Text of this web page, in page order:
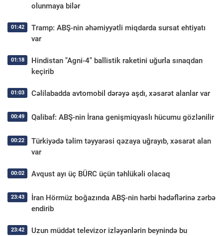
olunmaya bilər
01:42
Tramp: ABŞ-nin əhəmiyyətli miqdarda sursat ehtiyatı
var
01:18
Hindistan "Agni-4" ballistik raketini uğurla sınaqdan
keçirib
01:03 Cəlilabadda avtomobil dərəyə aşdı, xəsarət alanlar var
00:49 Qalibaf: ABŞ-nin İrana genişmiqyaslı hücumu gözlənilir
00:22
Türkiyədə təlim təyyarəsi qəzaya uğrayıb, xəsarət alan
var
00:02 Avqust ayı üç BÜRC üçün təhlükəli olacaq
23:43
İran Hörmüz boğazında ABŞ-nin hərbi hədəflərinə zərbə
endirib
23:42
Uzun müddət televizor izləyənlərin beynində bu